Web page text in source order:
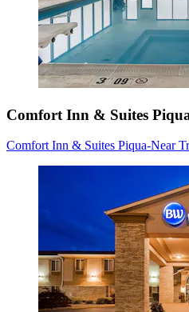
Comfort Inn & Suites
Comfort Inn & Suites Piqua-Near